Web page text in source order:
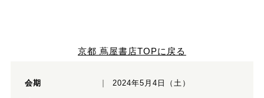
京都 蔦屋書店TOPに戻る
会期 2024年5月4日（土）